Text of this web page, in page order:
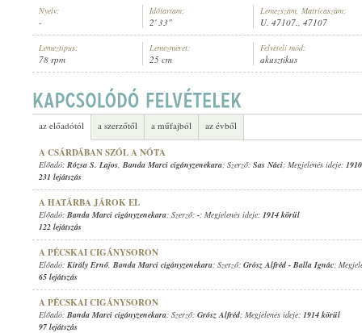
BANDA MARCI CIGÁNYZENEKARA
Nyelv:
-
Időtartam:
2' 33"
Lemezszám, Matricaszám:
U. 47107., 47107
Lemeztípus:
78 rpm
Lemezméret:
25 cm
Felvételi mód:
akusztikus
az előadótól a szerzőtől a műfajból az évből
A CSÁRDÁBAN SZÓL A NÓTA
Előadó: Rózsa S. Lajos, Banda Marci cigányzenekara; Szerző: Sas Náci; Megjelenés ideje:
231 lejátszás
A HATÁRBA JÁROK EL
Előadó: Banda Marci cigányzenekara; Szerző: -; Megjelenés ideje: 1914 körül
122 lejátszás
A PÉCSKAI CIGÁNYSORON
Előadó: Király Ernő, Banda Marci cigányzenekara; Szerző: Grósz Alfréd - Balla Ignác;
65 lejátszás
A PÉCSKAI CIGÁNYSORON
Előadó: Banda Marci cigányzenekara; Szerző: Grósz Alfréd; Megjelenés ideje: 1914 körül
97 lejátszás